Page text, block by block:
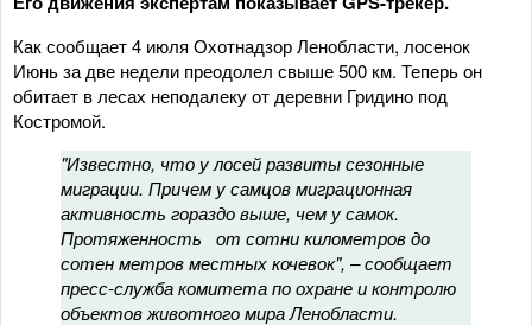
Как сообщает 4 июля Охотнадзор Ленобласти, лосенок
Июнь за две недели преодолел свыше 500 км. Теперь он
обитает в лесах неподалеку от деревни Гридино под
Костромой.
"Известно, что у лосей развиты сезонные
миграции. Причем у самцов миграционная
активность гораздо выше, чем у самок.
Протяженность от сотни километров до
сотен метров местных кочевок", – сообщает
пресс-служба комитета по охране и контролю
объектов животного мира Ленобласти.